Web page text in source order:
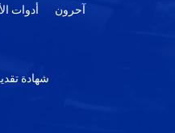
أدوات آحرون
شهادة